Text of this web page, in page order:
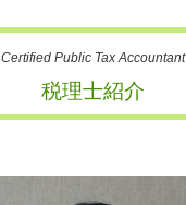
Certified Public Tax Accountant
税理士紹介